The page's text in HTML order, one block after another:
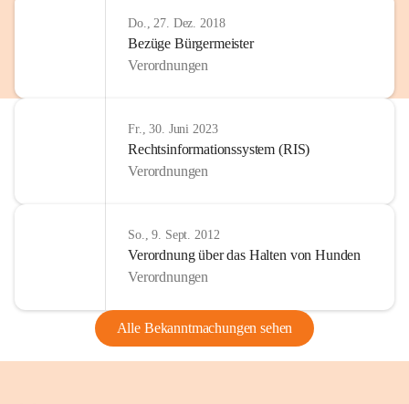
Do., 27. Dez. 2018
Bezüge Bürgermeister
Verordnungen
Fr., 30. Juni 2023
Rechtsinformationssystem (RIS)
Verordnungen
So., 9. Sept. 2012
Verordnung über das Halten von Hunden
Verordnungen
Alle Bekanntmachungen sehen